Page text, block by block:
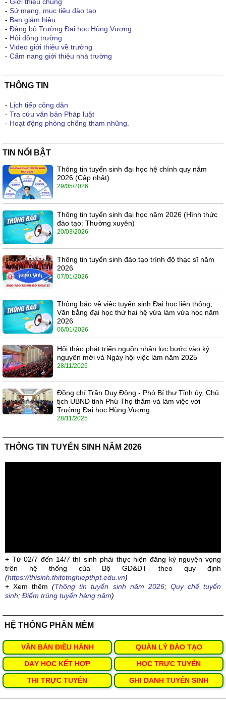
- Giới thiệu chung
- Sứ mạng, mục tiêu đào tạo
- Ban giám hiệu
- Đảng bộ Trường Đại học Hùng Vương
- Hội đồng trường
- Video giới thiệu về trường
- Cẩm nang giới thiệu nhà trường
THÔNG TIN
- Lịch tiếp công dân
- Tra cứu văn bản Pháp luật
- Hoạt động phòng chống tham nhũng.
TIN NỔI BẬT
Thông tin tuyển sinh đại học hệ chính quy năm
2026 (Cập nhật)
29/05/2026
Thông tin tuyển sinh đại học năm 2026 (Hình thức
đào tạo: Thường xuyên)
20/03/2026
Thông tin tuyển sinh đào tạo trình độ thạc sĩ năm
2026
07/01/2026
Thông báo về việc tuyển sinh Đại học liên thông;
Văn bằng đại học thứ hai hệ vừa làm vừa học năm
2026
06/01/2026
Hội thảo phát triển nguồn nhân lực bước vào kỷ
nguyên mới và Ngày hội việc làm năm 2025
28/11/2025
Đồng chí Trần Duy Đông - Phó Bí thư Tỉnh ủy, Chủ
tịch UBND tỉnh Phú Thọ thăm và làm việc với
Trường Đại học Hùng Vương
28/11/2025
THÔNG TIN TUYỂN SINH NĂM 2026
+ Từ 02/7 đến 14/7 thí sinh phải thực hiện đăng ký nguyện vọng
trên hệ thống của Bộ GD&ĐT theo quy định
(https://thisinh.thitotnghiepthpt.edu.vn)
+ Xem thêm(Thông tin tuyển sinh năm 2026; Quy chế tuyển
sinh; Điểm trúng tuyển hàng năm)
HỆ THỐNG PHẦN MỀM
VĂN BẢN ĐIỀU HÀNH QUẢN LÝ ĐÀO TẠO
DẠY HỌC KẾT HỢP HỌC TRỰC TUYẾN
THI TRỰC TUYẾN GHI DANH TUYỂN SINH